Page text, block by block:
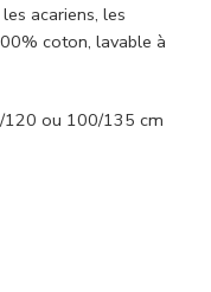
acariens, les
coton, lavable à
120 ou 100/135 cm